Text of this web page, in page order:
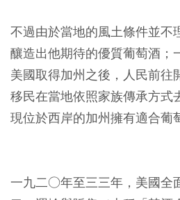
不過由於當地的風土條件並不
釀造出他期待的優質葡萄酒；
美國取得加州之後，人民前往
移民在當地依照家族傳承方式
現位於西岸的加州擁有適合葡
一九二○年至三三年，美國全